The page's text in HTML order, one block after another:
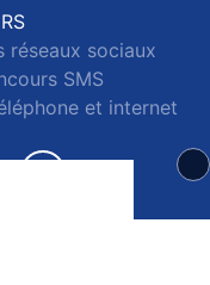
réseaux sociaux
SMS
et internet